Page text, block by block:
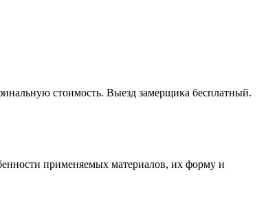
стоимость. Выезд замерщика бесплатный.
применяемых материалов, их форму и